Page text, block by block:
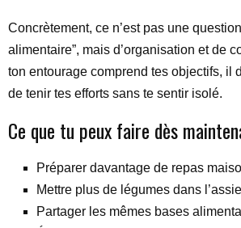
Concrètement, ce n’est pas une
alimentaire”, mais d’organisation et de
ton entourage comprend tes objectifs, il
de tenir tes efforts sans te sentir isolé.
Ce que tu peux faire dès
Préparer davantage de repas
Mettre plus de légumes dans
Partager les mêmes bases